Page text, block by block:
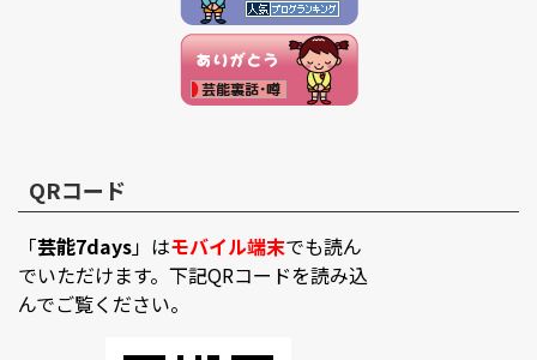
QRコード
「芸能7days」はモバイル端末でも読ん
でいただけます。下記QRコードを読み込
んでご覧ください。